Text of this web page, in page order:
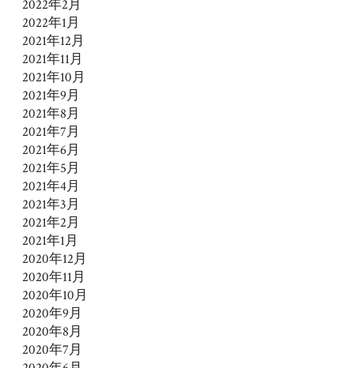
2022年2月
2022年1月
2021年12月
2021年11月
2021年10月
2021年9月
2021年8月
2021年7月
2021年6月
2021年5月
2021年4月
2021年3月
2021年2月
2021年1月
2020年12月
2020年11月
2020年10月
2020年9月
2020年8月
2020年7月